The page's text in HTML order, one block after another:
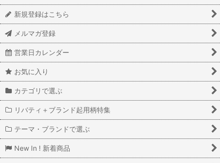
新規登録はこちら
メルマガ登録
営業日カレンダー
お気に入り
カテゴリで選ぶ
リバティ＋ブランド起用柄特集
テーマ・ブランドで選ぶ
New In ! 新着商品